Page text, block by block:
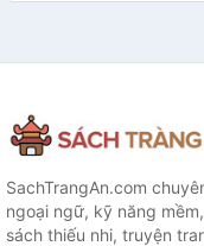
SachTrangAn.com
ngoại ngữ, kỹ năng
sách thiếu nhi, truyện